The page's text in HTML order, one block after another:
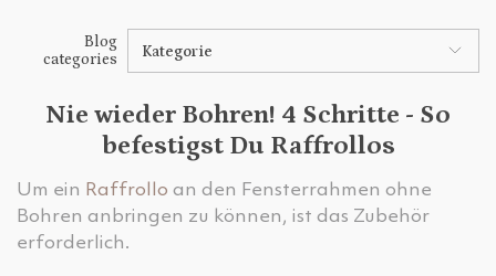
Blog
categories
Kategorie
Nie wieder Bohren! 4 Schritte - So
befestigst Du Raffrollos
Um ein Raffrollo an den Fensterrahmen ohne
Bohren anbringen zu können, ist das Zubehör
erforderlich.